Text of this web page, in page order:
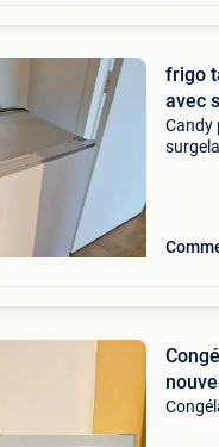
frigo table à
avec
Candy